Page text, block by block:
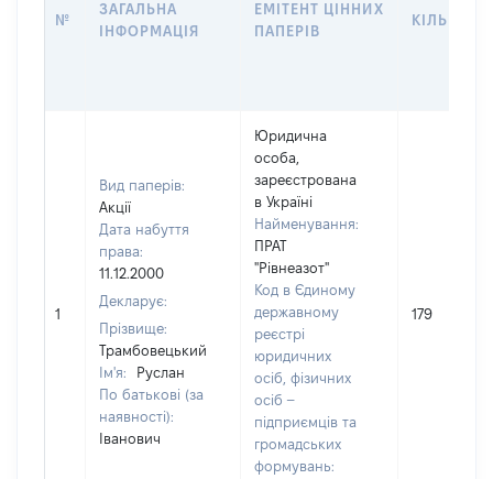
№
ЗАГАЛЬНА
ІНФОРМАЦІЯ
ЕМІТЕНТ ЦІННИХ
ПАПЕРІВ
КІЛЬКІСТЬ
1
Вид паперів:
Акції
Дата набуття
права:
11.12.2000
Декларує:
Прізвище:
Трамбовецький
Ім'я:
Руслан
По батькові (за
наявності):
Іванович
Юридична
особа,
зареєстрована
в Україні
Найменування:
ПРАТ
"Рівнеазот"
Код в Єдиному
державному
реєстрі
юридичних
осіб, фізичних
осіб –
підприємців та
громадських
формувань:
179